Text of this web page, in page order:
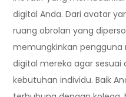
digital Anda. Dari avatar
ruang obrolan yang
memungkinkan
digital mereka agar sesuai
kebutuhan individu. Baik